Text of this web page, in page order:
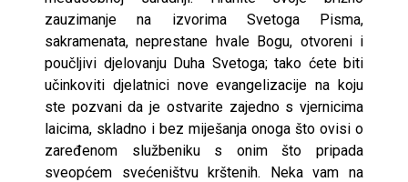
zauzimanje na izvorima Svetoga Pisma,
sakramenata, neprestane hvale Bogu, otvoreni i
poučljivi djelovanju Duha Svetoga; tako ćete biti
učinkoviti djelatnici nove evangelizacije na koju
ste pozvani da je ostvarite zajedno s vjernicima
laicima, skladno i bez miješanja onoga što ovisi o
zaređenom službeniku s onim što pripada
sveopćem svećeništvu krštenih. Neka vam na